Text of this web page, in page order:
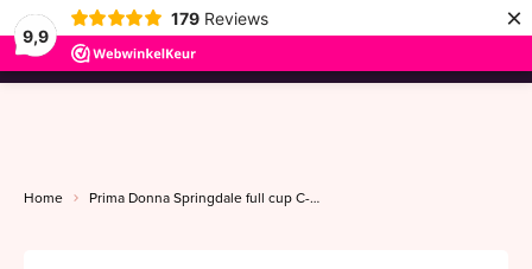
9,9
179 Reviews ×
menu
Home Prima Donna Springdale full cup C-G black rose